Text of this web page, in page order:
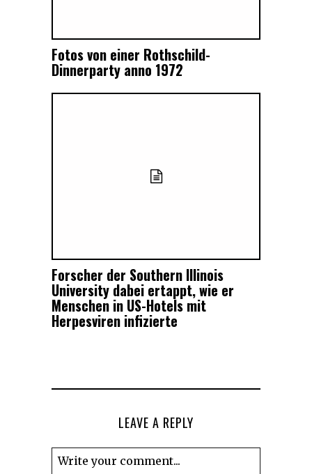
Fotos von einer Rothschild-
Dinnerparty anno 1972
Forscher der Southern Illinois
University dabei ertappt, wie er
Menschen in US-Hotels mit
Herpesviren infizierte
LEAVE A REPLY